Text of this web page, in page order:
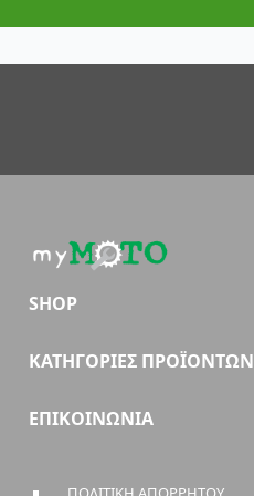
SHOP
ΚΑΤΗΓΟΡΙΕΣ ΠΡΟΪΟΝΤΩΝ
ΕΠΙΚΟΙΝΩΝΙΑ